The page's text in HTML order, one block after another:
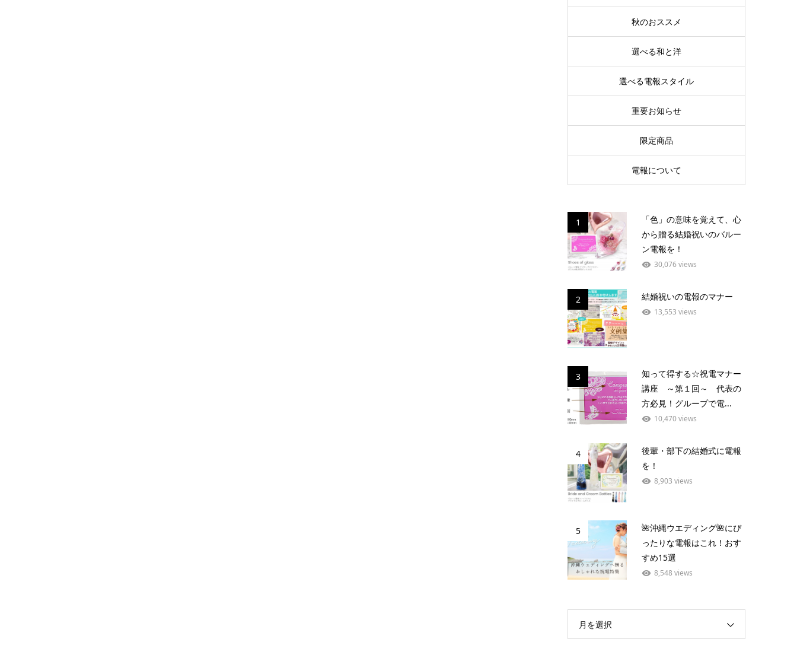
秋のおススメ
選べる和と洋
選べる電報スタイル
重要お知らせ
限定商品
電報について
1
「色」の意味を覚えて、心
から贈る結婚祝いのバルー
ン電報を！
30,076 views
2 結婚祝いの電報のマナー
13,553 views
3
知って得する☆祝電マナー
講座 ～第１回～ 代表の
方必見！グループで電...
10,470 views
4
後輩・部下の結婚式に電報
を！
8,903 views
5
🌺沖縄ウエディング🌺にぴ
ったりな電報はこれ！おす
すめ15選
8,548 views
月を選択